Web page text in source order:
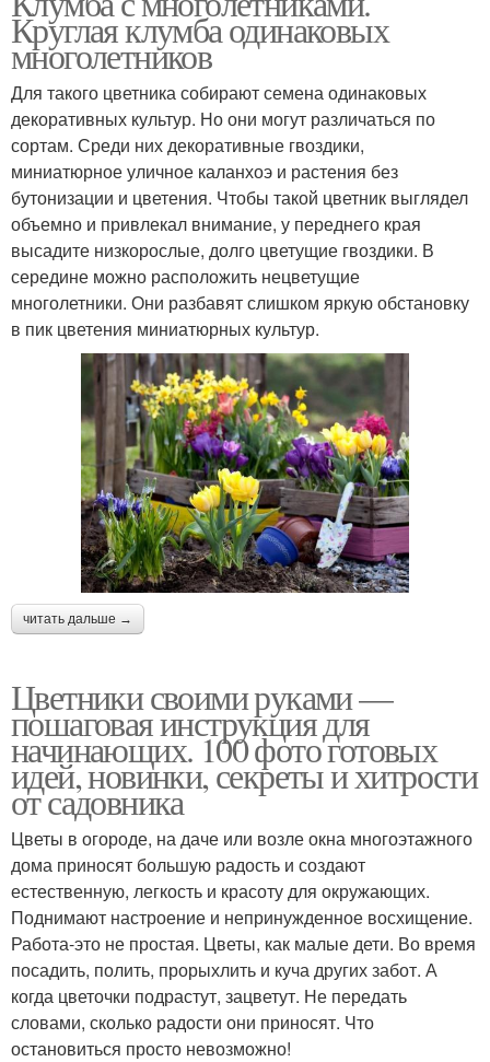
многолетник
многолетниками
Цветники из
многолетников
Круглая клумба одинаковых
многолетников
Для такого цветника собирают семена одинаковых
декоративных культур. Но они могут различаться по
сортам. Среди них декоративные гвоздики,
миниатюрное уличное каланхоэ и растения без
бутонизации и цветения. Чтобы такой цветник выглядел
объемно и привлекал внимание, у переднего края
высадите низкорослые, долго цветущие гвоздики. В
середине можно расположить нецветущие
многолетники. Они разбавят слишком яркую обстановку
в пик цветения миниатюрных культур.
читать дальше →
Цветники своими руками —
пошаговая инструкция для
начинающих. 100 фото готовых
идей, новинки, секреты и хитрости
от садовника
Цветы в огороде, на даче или возле окна многоэтажного
дома приносят большую радость и создают
естественную, легкость и красоту для окружающих.
Поднимают настроение и непринужденное восхищение.
Работа-это не простая. Цветы, как малые дети. Во время
посадить, полить, прорыхлить и куча других забот. А
когда цветочки подрастут, зацветут. Не передать
словами, сколько радости они приносят. Что
остановиться просто невозможно!